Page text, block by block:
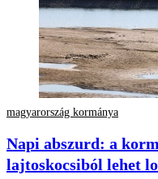
magyarország kormánya
Napi abszurd: a
lajtoskocsiból lehet